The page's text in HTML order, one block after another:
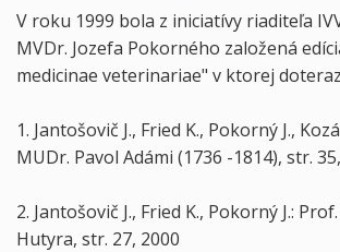
V roku 1999 bola z iniciatívy riaditeľa
MVDr. Jozefa Pokorného založená
medicinae veterinariae" v ktorej
1. Jantošovič J., Fried K., Pokorný J.,
MUDr. Pavol Adámi (1736 -1814), str.
2. Jantošovič J., Fried K., Pokorný J.:
Hutyra, str. 27, 2000